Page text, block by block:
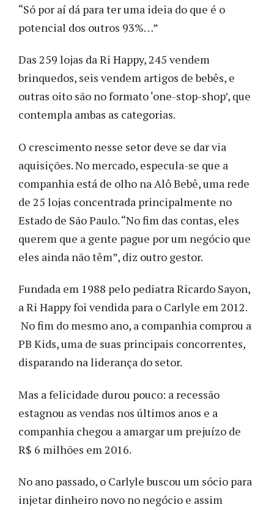
“Só por aí dá para ter uma ideia do que é o
potencial dos outros 93%…”
Das 259 lojas da Ri Happy, 245 vendem
brinquedos, seis vendem artigos de bebês, e
outras oito são no formato ‘one-stop-shop’, que
contempla ambas as categorias.
O crescimento nesse setor deve se dar via
aquisições. No mercado, especula-se que a
companhia está de olho na Alô Bebê, uma rede
de 25 lojas concentrada principalmente no
Estado de São Paulo. “No fim das contas, eles
querem que a gente pague por um negócio que
eles ainda não têm”, diz outro gestor.
Fundada em 1988 pelo pediatra Ricardo Sayon,
a Ri Happy foi vendida para o Carlyle em 2012.
No fim do mesmo ano, a companhia comprou a
PB Kids, uma de suas principais concorrentes,
disparando na liderança do setor.
Mas a felicidade durou pouco: a recessão
estagnou as vendas nos últimos anos e a
companhia chegou a amargar um prejuízo de
R$ 6 milhões em 2016.
No ano passado, o Carlyle buscou um sócio para
injetar dinheiro novo no negócio e assim